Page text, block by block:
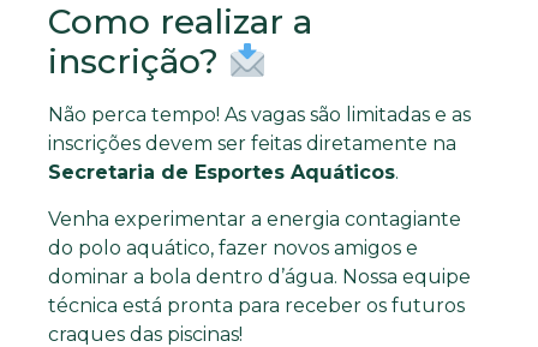
Como realizar a
inscrição?
Não perca tempo! As vagas são limitadas e as
inscrições devem ser feitas diretamente na
Secretaria de Esportes Aquáticos.
Venha experimentar a energia contagiante
do polo aquático, fazer novos amigos e
dominar a bola dentro d’água. Nossa equipe
técnica está pronta para receber os futuros
craques das piscinas!